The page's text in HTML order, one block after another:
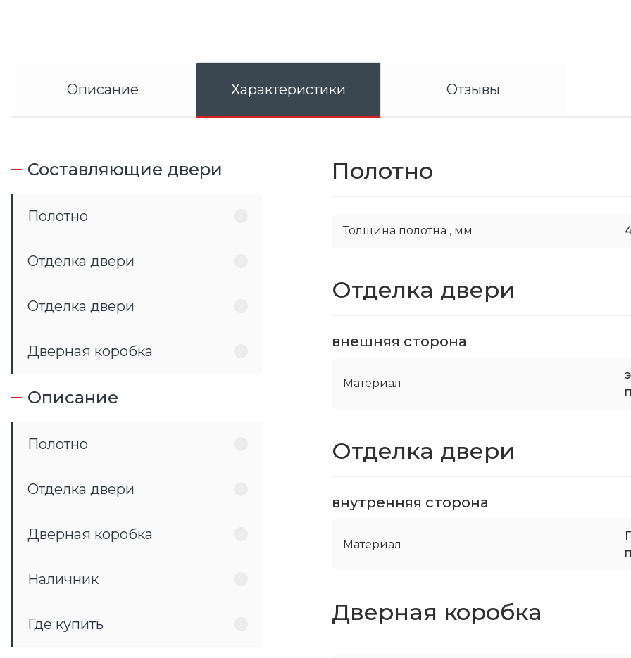
Описание Характеристики Отзывы
Составляющие двери
Полотно
Отделка двери
Отделка двери
Дверная коробка
Описание
Полотно
Отделка двери
Дверная коробка
Наличник
Где купить
Полотно
Толщина полотна , мм
Отделка двери
внешняя сторона
Материал
Отделка двери
внутренняя сторона
Материал
Дверная коробка